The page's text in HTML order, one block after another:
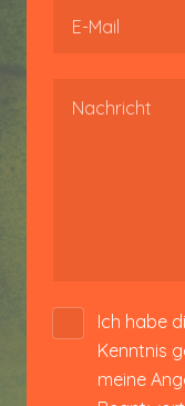
Ich habe
Kenntnis
meine